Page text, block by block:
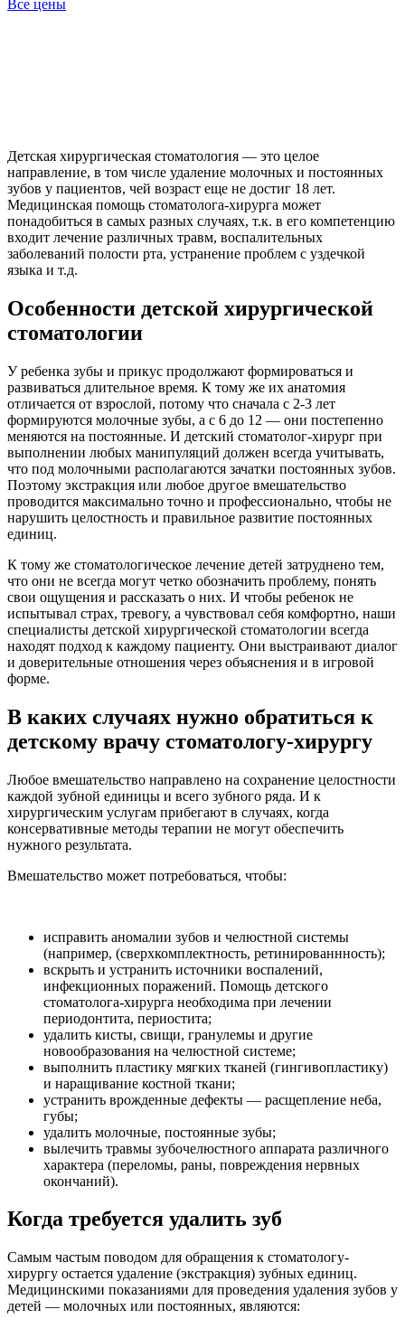
Все цены
Детская хирургическая стоматология — это целое
направление, в том числе удаление молочных и постоянных
зубов у пациентов, чей возраст еще не достиг 18 лет.
Медицинская помощь стоматолога-хирурга может
понадобиться в самых разных случаях, т.к. в его компетенцию
входит лечение различных травм, воспалительных
заболеваний полости рта, устранение проблем с уздечкой
языка и т.д.
Особенности детской хирургической
стоматологии
У ребенка зубы и прикус продолжают формироваться и
развиваться длительное время. К тому же их анатомия
отличается от взрослой, потому что сначала с 2-3 лет
формируются молочные зубы, а с 6 до 12 — они постепенно
меняются на постоянные. И детский стоматолог-хирург при
выполнении любых манипуляций должен всегда учитывать,
что под молочными располагаются зачатки постоянных зубов.
Поэтому экстракция или любое другое вмешательство
проводится максимально точно и профессионально, чтобы не
нарушить целостность и правильное развитие постоянных
единиц.
К тому же стоматологическое лечение детей затруднено тем,
что они не всегда могут четко обозначить проблему, понять
свои ощущения и рассказать о них. И чтобы ребенок не
испытывал страх, тревогу, а чувствовал себя комфортно, наши
специалисты детской хирургической стоматологии всегда
находят подход к каждому пациенту. Они выстраивают диалог
и доверительные отношения через объяснения и в игровой
форме.
В каких случаях нужно обратиться к
детскому врачу стоматологу-хирургу
Любое вмешательство направлено на сохранение целостности
каждой зубной единицы и всего зубного ряда. И к
хирургическим услугам прибегают в случаях, когда
консервативные методы терапии не могут обеспечить
нужного результата.
Вмешательство может потребоваться, чтобы:
исправить аномалии зубов и челюстной системы
(например, (сверхкомплектность, ретинированнность);
вскрыть и устранить источники воспалений,
инфекционных поражений. Помощь детского
стоматолога-хирурга необходима при лечении
периодонтита, периостита;
удалить кисты, свищи, гранулемы и другие
новообразования на челюстной системе;
выполнить пластику мягких тканей (гингивопластику)
и наращивание костной ткани;
устранить врожденные дефекты — расщепление неба,
губы;
удалить молочные, постоянные зубы;
вылечить травмы зубочелюстного аппарата различного
характера (переломы, раны, повреждения нервных
окончаний).
Когда требуется удалить зуб
Самым частым поводом для обращения к стоматологу-
хирургу остается удаление (экстракция) зубных единиц.
Медицинскими показаниями для проведения удаления зубов у
детей — молочных или постоянных, являются: